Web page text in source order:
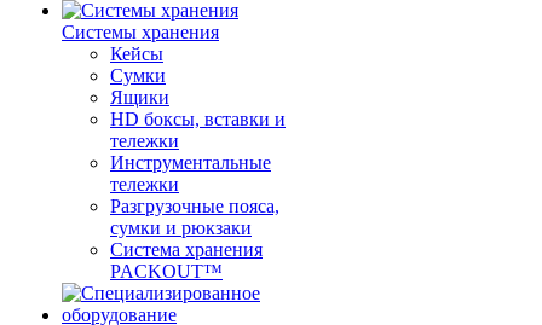
Системы хранения
Кейсы
Сумки
Ящики
HD боксы, вставки и
тележки
Инструментальные
тележки
Разгрузочные пояса,
сумки и рюкзаки
Система хранения
PACKOUT™